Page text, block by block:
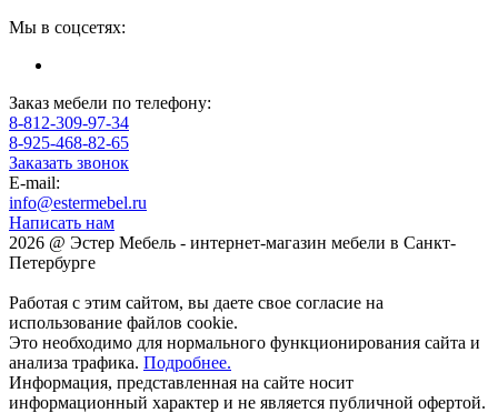
Мы в соцсетях:
Заказ мебели по телефону:
8-812-309-97-34
8-925-468-82-65
Заказать звонок
E-mail:
info@estermebel.ru
Написать нам
2026 @ Эстер Мебель - интернет-магазин мебели в Санкт-
Петербурге
Работая с этим сайтом, вы даете свое согласие на
использование файлов cookie.
Это необходимо для нормального функционирования сайта и
анализа трафика. Подробнее.
Информация, представленная на сайте носит
информационный характер и не является публичной офертой.